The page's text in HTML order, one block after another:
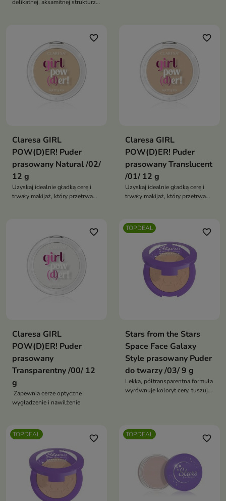
delikatnej, aksamitnej strukturze,
favorite_border
Claresa GIRL
POW(D)ER! Puder
prasowany Natural /02/
12 g
Uzyskaj idealnie gładką cerę i
trwały makijaż, który przetrwa
favorite_border
Claresa GIRL
POW(D)ER! Puder
prasowany Translucent
/01/ 12 g
Uzyskaj idealnie gładką cerę i
trwały makijaż, który przetrwa
favorite_border
Claresa GIRL
POW(D)ER! Puder
prasowany
Transparentny /00/ 12
g
Zapewnia cerze optyczne
wygładzenie i nawilżenie
TOPDEAL favorite_border
Stars from the Stars
Space Face Galaxy
Style prasowany Puder
do twarzy /03/ 9 g
Lekka, półtransparentna formuła
wyrównuje koloryt cery, tuszuje
TOPDEAL favorite_border TOPDEAL favorite_border